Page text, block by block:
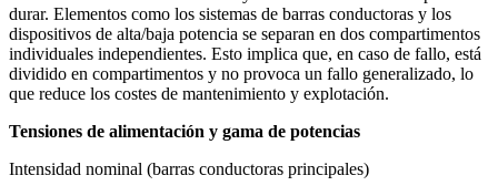
durar. Elementos como los sistemas de barras conductoras y los
dispositivos de alta/baja potencia se separan en dos compartimentos
individuales independientes. Esto implica que, en caso de fallo, está
dividido en compartimentos y no provoca un fallo generalizado, lo
que reduce los costes de mantenimiento y explotación.
Tensiones de alimentación y gama de potencias
Intensidad nominal (barras conductoras principales)